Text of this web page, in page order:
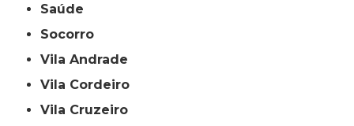
Saúde
Socorro
Vila Andrade
Vila Cordeiro
Vila Cruzeiro